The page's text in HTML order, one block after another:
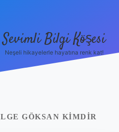
Sevimli Bilgi Köşesi
Neşeli hikayelerle hayatına renk kat!
GÖKSAN KIMDIR